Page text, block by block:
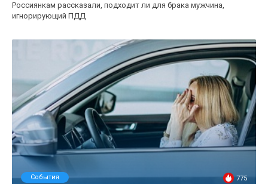
Россиянкам рассказали, подходит ли для брака мужчина,
игнорирующий ПДД
События 775